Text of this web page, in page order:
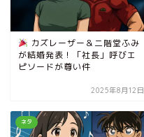
カズレーザー＆二階堂ふみ
が結婚発表！「社長」呼びエ
ピソードが尊い件
2025年8月12日
ネタ